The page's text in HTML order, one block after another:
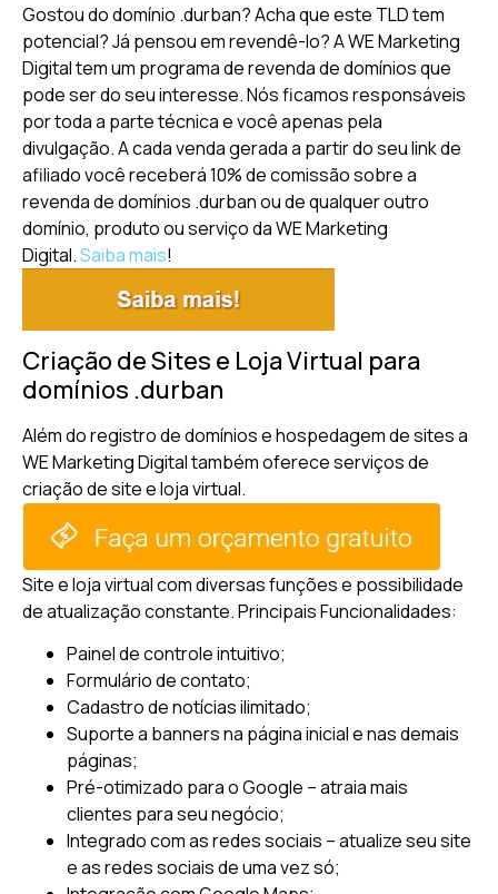
Gostou do domínio .durban? Acha que este TLD tem
potencial? Já pensou em revendê-lo? A WE Marketing
Digital tem um programa de revenda de domínios que
pode ser do seu interesse. Nós ficamos responsáveis
por toda a parte técnica e você apenas pela
divulgação. A cada venda gerada a partir do seu link de
afiliado você receberá 10% de comissão sobre a
revenda de domínios .durban ou de qualquer outro
domínio, produto ou serviço da WE Marketing
Digital.Saiba mais!
Criação de Sites e Loja Virtual para
domínios .durban
Além do registro de domínios e hospedagem de sites a
WE Marketing Digital também oferece serviços de
criação de site e loja virtual.
Site e loja virtual com diversas funções e possibilidade
de atualização constante.Principais Funcionalidades:
Painel de controle intuitivo;
Formulário de contato;
Cadastro de notícias ilimitado;
Suporte a banners na página inicial e nas demais
páginas;
Pré-otimizado para o Google – atraia mais
clientes para seu negócio;
Integrado com as redes sociais – atualize seu site
e as redes sociais de uma vez só;